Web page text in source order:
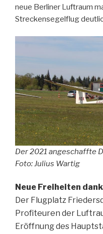
neue Berliner Luftraum
Streckensegelflug
Der 2021 angeschaffte
Foto: Julius Wartig
Neue Freiheiten dank
Der Flugplatz
Profiteuren der
Eröffnung des